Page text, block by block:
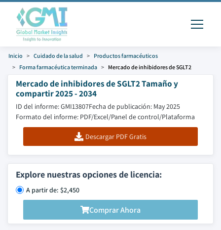
Inicio Cuidado de la salud
Productos farmacéuticos
Forma farmacéutica terminada
Mercado de inhibidores de SGLT2
Mercado de inhibidores de SGLT2 Tamaño y
compartir 2025 - 2034
ID del informe: GMI13807Fecha de publicación: May 2025
Formato del informe: PDF/Excel/Panel de control/Plataforma
Descargar PDF Gratis
Explore nuestras opciones de licencia:
A partir de: $2,450
Comprar Ahora